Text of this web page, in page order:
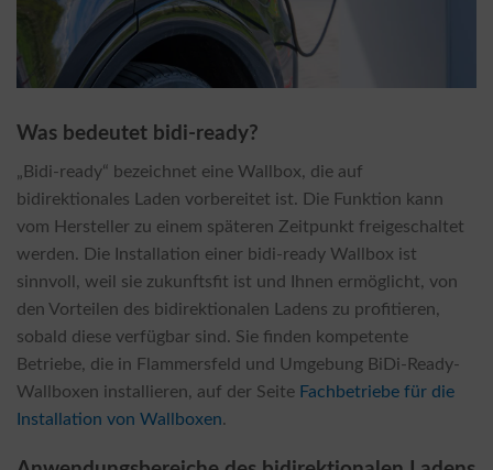
Was bedeutet bidi-ready?
„Bidi-ready“ bezeichnet eine Wallbox, die auf
bidirektionales Laden vorbereitet ist. Die Funktion kann
vom Hersteller zu einem späteren Zeitpunkt freigeschaltet
werden. Die Installation einer bidi-ready Wallbox ist
sinnvoll, weil sie zukunftsfit ist und Ihnen ermöglicht, von
den Vorteilen des bidirektionalen Ladens zu profitieren,
sobald diese verfügbar sind. Sie finden kompetente
Betriebe, die in Flammersfeld und Umgebung BiDi-Ready-
Wallboxen installieren, auf der Seite Fachbetriebe für die
Installation von Wallboxen.